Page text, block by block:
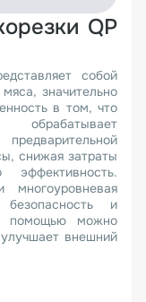
QP
собой
значительно
в том, что
снижая затраты
и
помощью можно
внешний